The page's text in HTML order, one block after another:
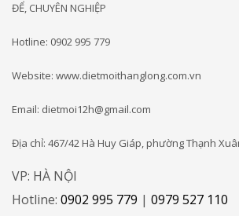
ĐỂ, CHUYÊN NGHIỆP
Hotline: 0902 995 779
Website: www.dietmoithanglong.com.vn
Email: dietmoi12h@gmail.com
Địa chỉ: 467/42 Hà Huy Giáp, phường Thạnh
VP: HÀ NỘI
Hotline: 0902 995 779 | 0979 527 110